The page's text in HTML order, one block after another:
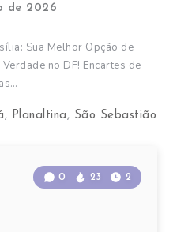
de 2026
Sua Melhor Opção de
no DF! Encartes de
, Planaltina, São Sebastião
0 23 2